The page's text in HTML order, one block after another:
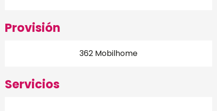
Provisión
362 Mobilhome
Servicios